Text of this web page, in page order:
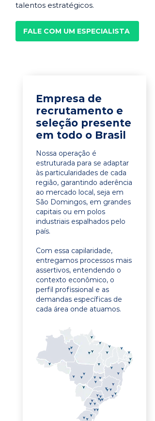
talentos estratégicos.
FALE COM UM ESPECIALISTA
Empresa de
recrutamento e
seleção presente
em todo o Brasil
Nossa operação é
estruturada para se adaptar
às particularidades de cada
região, garantindo aderência
ao mercado local, seja em
São Domingos, em grandes
capitais ou em polos
industriais espalhados pelo
país.
Com essa capilaridade,
entregamos processos mais
assertivos, entendendo o
contexto econômico, o
perfil profissional e as
demandas específicas de
cada área onde atuamos.